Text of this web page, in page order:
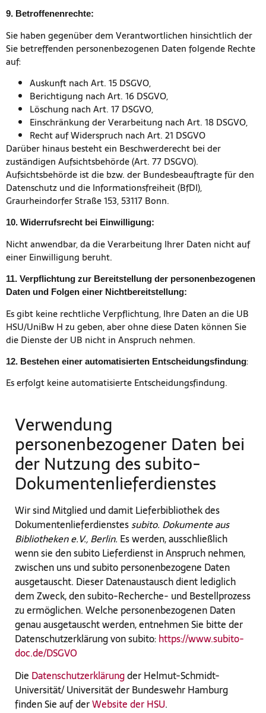
9. Betroffenenrechte:
Sie haben gegenüber dem Verantwortlichen hinsichtlich der
Sie betreffenden personenbezogenen Daten folgende Rechte
auf:
Auskunft nach Art. 15 DSGVO,
Berichtigung nach Art. 16 DSGVO,
Löschung nach Art. 17 DSGVO,
Einschränkung der Verarbeitung nach Art. 18 DSGVO,
Recht auf Widerspruch nach Art. 21 DSGVO
Darüber hinaus besteht ein Beschwerderecht bei der
zuständigen Aufsichtsbehörde (Art. 77 DSGVO).
Aufsichtsbehörde ist die bzw. der Bundesbeauftragte für den
Datenschutz und die Informationsfreiheit (BfDI),
Graurheindorfer Straße 153, 53117 Bonn.
10. Widerrufsrecht bei Einwilligung:
Nicht anwendbar, da die Verarbeitung Ihrer Daten nicht auf
einer Einwilligung beruht.
11. Verpflichtung zur Bereitstellung der personenbezogenen
Daten und Folgen einer Nichtbereitstellung:
Es gibt keine rechtliche Verpflichtung, Ihre Daten an die UB
HSU/UniBw H zu geben, aber ohne diese Daten können Sie
die Dienste der UB nicht in Anspruch nehmen.
12. Bestehen einer automatisierten Entscheidungsfindung:
Es erfolgt keine automatisierte Entscheidungsfindung.
Verwendung
personenbezogener Daten bei
der Nutzung des subito-
Dokumentenlieferdienstes
Wir sind Mitglied und damit Lieferbibliothek des
Dokumentenlieferdienstessubito. Dokumente aus
Bibliotheken e.V., Berlin. Es werden, ausschließlich
wenn sie den subito Lieferdienst in Anspruch nehmen,
zwischen uns und subito personenbezogene Daten
ausgetauscht. Dieser Datenaustausch dient lediglich
dem Zweck, den subito-Recherche- und Bestellprozess
zu ermöglichen. Welche personenbezogenen Daten
genau ausgetauscht werden, entnehmen Sie bitte der
Datenschutzerklärung von subito:https://www.subito-
doc.de/DSGVO
Die Datenschutzerklärungder Helmut-Schmidt-
Universität/ Universität der Bundeswehr Hamburg
finden Sie auf derWebsite der HSU.